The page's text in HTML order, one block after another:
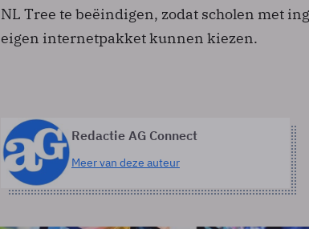
NL Tree te beëindigen, zodat scholen met
eigen internetpakket kunnen kiezen.
Redactie AG Connect
Meer van deze auteur